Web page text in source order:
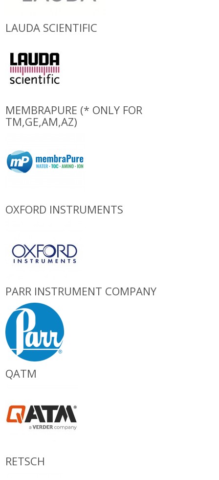
LAUDA SCIENTIFIC
MEMBRAPURE (* ONLY FOR
TM,GE,AM,AZ)
OXFORD INSTRUMENTS
PARR INSTRUMENT COMPANY
QATM
RETSCH